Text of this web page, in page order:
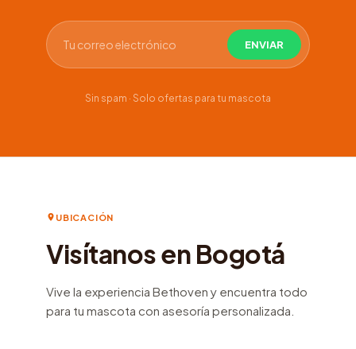
Sin spam · Solo ofertas para tu mascota
UBICACIÓN
Visítanos en Bogotá
Vive la experiencia Bethoven y encuentra todo
para tu mascota con asesoría personalizada.